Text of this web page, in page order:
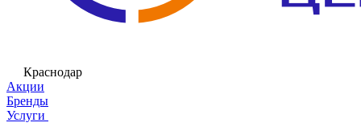
Краснодар
Акции
Бренды
Услуги